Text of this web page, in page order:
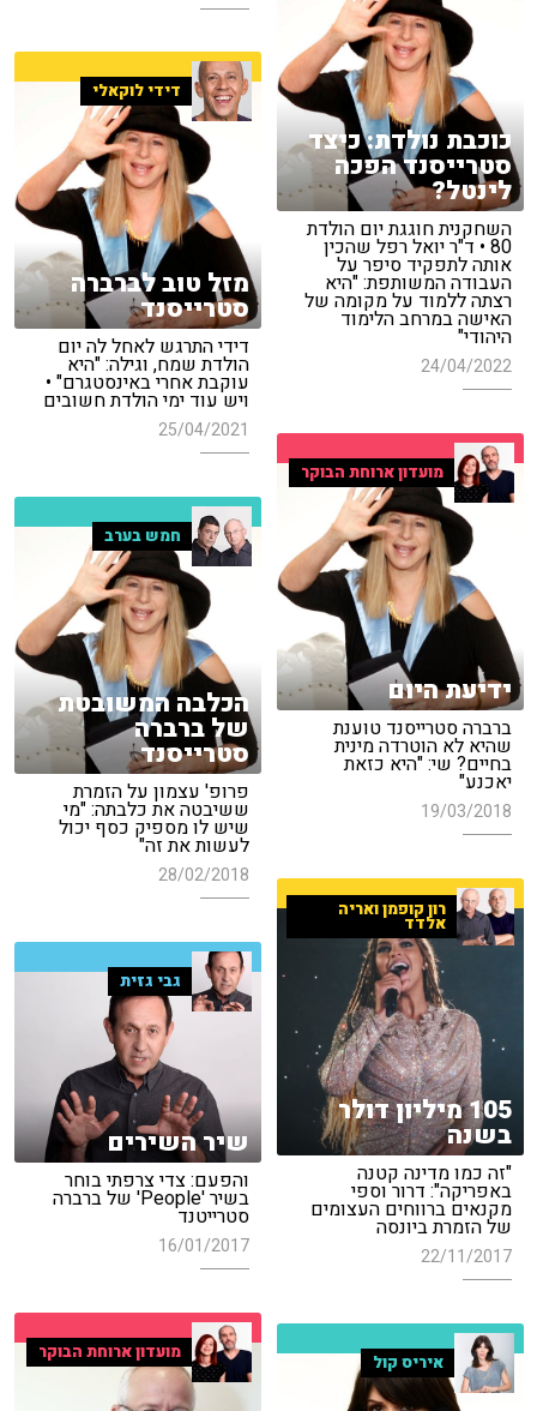
כוכבת נולדת: כיצד
סטרייסנד הפכה
לינטל?
השחקנית חוגגת יום הולדת
80 • ד"ר יואל רפל שהכין
אותה לתפקיד סיפר על
העבודה המשותפת: "היא
רצתה ללמוד על מקומה של
האישה במרחב הלימוד
היהודי"
24/04/2022
דידי לוקאלי
מזל טוב לברברה
סטרייסנד
דידי התרגש לאחל לה יום
הולדת שמח, וגילה: "היא
עוקבת אחרי באינסטגרם" •
ויש עוד ימי הולדת חשובים
25/04/2021
מועדון ארוחת הבוקר
ידיעת היום
ברברה סטרייסנד טוענת
שהיא לא הוטרדה מינית
בחיים? שי: "היא כזאת
יאכנע"
19/03/2018
חמש בערב
הכלבה המשובטת
של ברברה
סטרייסנד
פרופ' עצמון על הזמרת
ששיבטה את כלבתה: "מי
שיש לו מספיק כסף יכול
לעשות את זה"
28/02/2018
רון קופמן ואריה
אלדד
105 מיליון דולר
בשנה
"זה כמו מדינה קטנה
באפריקה": דרור וספי
מקנאים ברווחים העצומים
של הזמרת ביונסה
22/11/2017
גבי גזית
שיר השירים
והפעם: צדי צרפתי בוחר
בשיר 'People' של ברברה
סטרייטנד
16/01/2017
מועדון ארוחת הבוקר איריס קול